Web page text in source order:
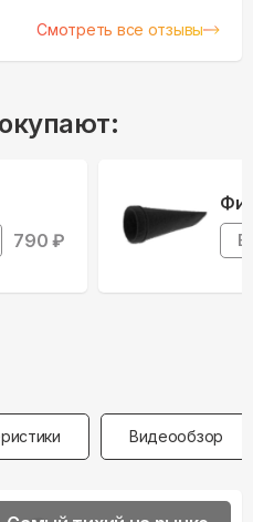
Смотреть все отзывы
790 ₽ В
Видеообзор